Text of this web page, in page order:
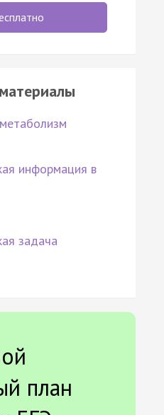
информация в
задача
план